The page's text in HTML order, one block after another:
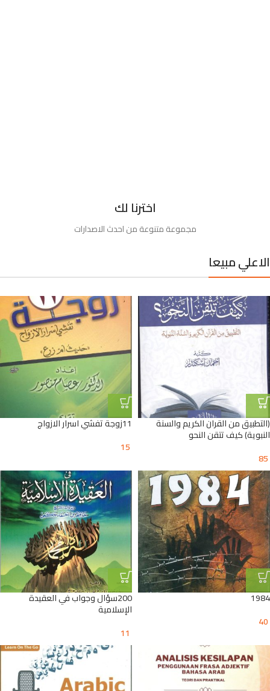
اخترنا لك
مجموعة متنوعة من احدث الاصدارات
الاعلي مبيعا
(التطبيق من القران الكريم والسنة
النبوية) كيف تتقن النحو
85
11زوجة تفشي اسرار الازواج
15
1984
40
200سؤال وجواب في العقيدة
الإسلامية
11